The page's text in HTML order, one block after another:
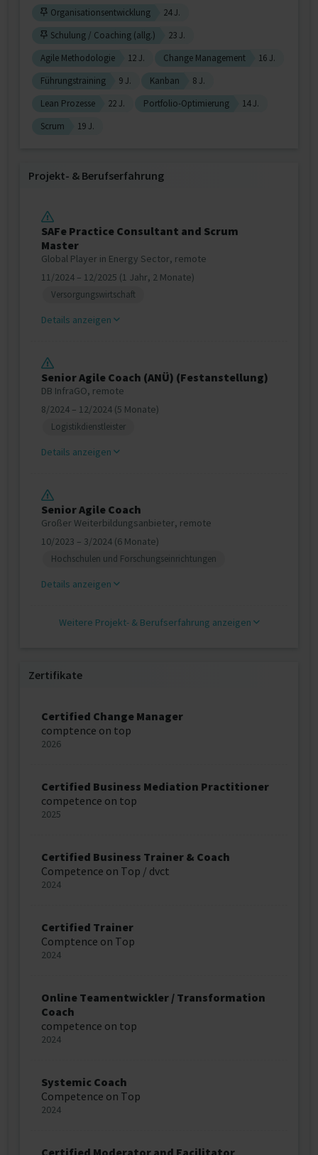
Organisationsentwicklung
24 J.
Schulung / Coaching (allg.)
23 J.
Agile Methodologie
12 J. Change Management
16 J.
Führungstraining
9 J. Kanban
8 J.
Lean Prozesse
22 J. Portfolio-Optimierung
14 J.
Scrum
19 J.
Projekt‐ & Berufserfahrung
SAFe Practice Consultant and Scrum
Master
Global Player in Energy Sector, remote
11/2024 – 12/2025 (1 Jahr, 2 Monate)
Versorgungswirtschaft
Details anzeigen
Senior Agile Coach (ANÜ) (Festanstellung)
DB InfraGO, remote
8/2024 – 12/2024 (5 Monate)
Logistikdienstleister
Details anzeigen
Senior Agile Coach
Großer Weiterbildungsanbieter, remote
10/2023 – 3/2024 (6 Monate)
Hochschulen und Forschungseinrichtungen
Details anzeigen
Weitere Projekt‐ & Berufserfahrung anzeigen
Zertifikate
Certified Change Manager
comptence on top
2026
Certified Business Mediation Practitioner
competence on top
2025
Certified Business Trainer & Coach
Competence on Top / dvct
2024
Certified Trainer
Comptence on Top
2024
Online Teamentwickler / Transformation
Coach
competence on top
2024
Systemic Coach
Competence on Top
2024
Certified Moderator and Facilitator